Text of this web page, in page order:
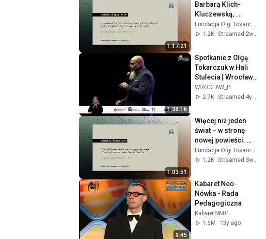
1:17:21
Barbarą Klich-
Kluczewską,
Bożeną Szaynok i
Marcinem Zarembą
Fundacja Olgi Tokarczuk
1.2K
Streamed 2w ago
1:38:16
Spotkanie z Olgą
Tokarczuk w Hali
Stulecia | Wrocław
TV
WROCŁAW_PL
2.7K
Streamed 4y ago
1:03:51
Więcej niż jeden
świat – w stronę
nowej powieści.
Rozmowa z Joanną
Bator.
Fundacja Olgi Tokarczuk
1.2K
Streamed 3w ago
9:45
Kabaret Neo-
Nówka - Rada
Pedagogiczna
KabaretNN01
1.6M
13y ago